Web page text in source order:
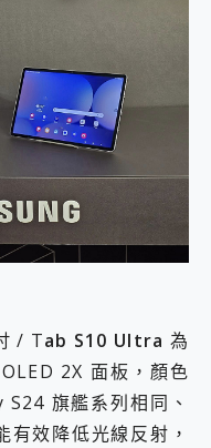
/ Tab S10 Ultra 為
2X 面板，顏色
旗艦系列相同、
效降低光線反射，